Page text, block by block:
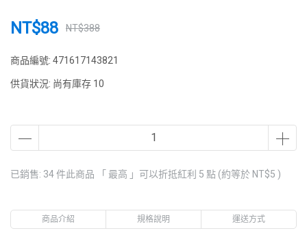
NT$88 NT$388
商品編號:471617143821
供貨狀況: 尚有庫存 10
已銷售: 34 件此商品 「 最高 」可以折抵紅利 5 點 (約等於NT$5)
商品介紹 規格說明 運送方式